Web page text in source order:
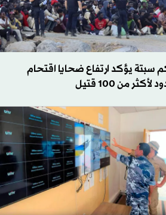
سبتة يؤكد ارتفاع ضحايا اقتحام
لأكثر من 100 قتيل